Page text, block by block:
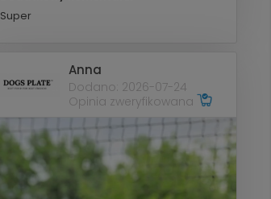
Super
Anna
Dodano: 2026-07-24
Opinia zweryfikowana